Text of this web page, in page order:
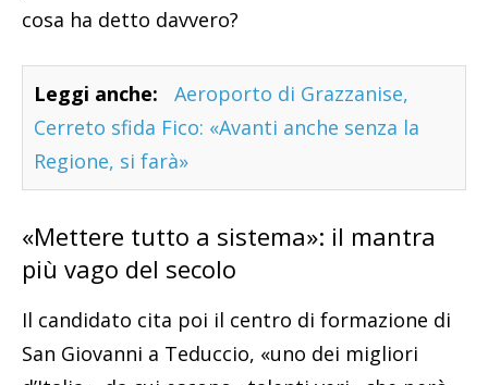
cosa ha detto davvero?
Leggi anche:
Aeroporto di Grazzanise,
Cerreto sfida Fico: «Avanti anche senza la
Regione, si farà»
«Mettere tutto a sistema»: il mantra
più vago del secolo
Il candidato cita poi il centro di formazione di
San Giovanni a Teduccio, «uno dei migliori